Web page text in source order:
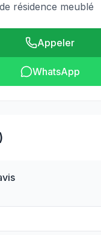
résidence meublé
Appeler
WhatsApp